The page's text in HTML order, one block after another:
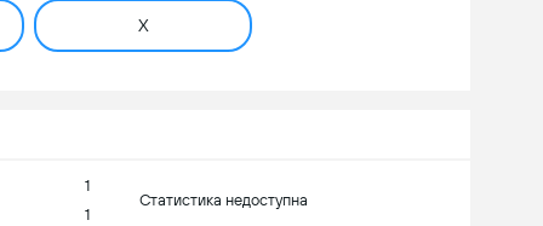
X
1
1
Статистика недоступна